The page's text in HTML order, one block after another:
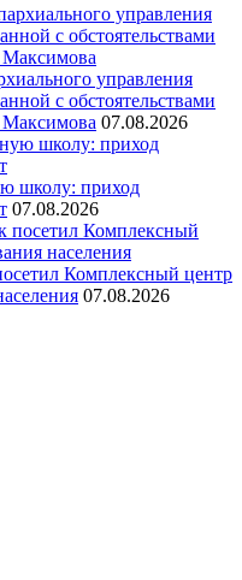
управления
с обстоятельствами
07.08.2026
школу: приход
07.08.2026
Комплексный центр
07.08.2026